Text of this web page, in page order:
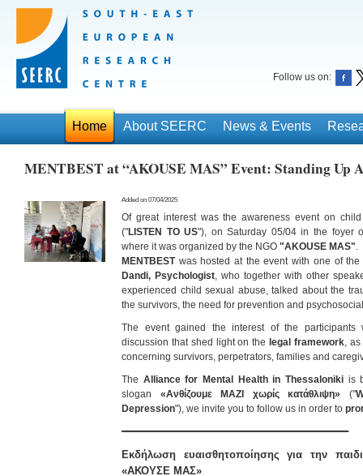
Follow us on:
Home About SEERC News & Events
MENTBEST at “AKOUSE MAS” Event: Standing Up
Added on 07/04/2025
Of great interest was the awareness event on
("LISTEN TO US"), on Saturday 05/04 in the foyer
where it was organized by the NGO "AKOUSE MAS".
MENTBESTwas hosted at the event with one of
Dandi, Psychologist, who together with other
experienced child sexual abuse, talked about the
the survivors, the need for prevention and
The event gained the interest of the participants
discussion that shed light on the legal framework,
concerning survivors, perpetrators, families and
The Alliance for Mental Health in Thessaloniki is
slogan «Ανθίζουμε ΜΑΖΙ χωρίς κατάθλιψη» ("
Depression"), we invite you to follow us in order to
━━━━━━━━━━━━━━━━━━━━━━━━━━━━━━━━━━━━━━━━
Εκδήλωση ευαισθητοποίησης για την
«ΑΚΟΥΣΕ ΜΑΣ»